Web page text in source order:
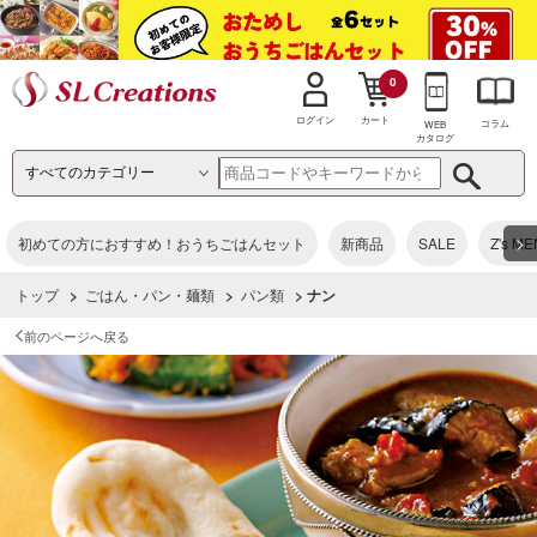
ログイン カート
0
WEB
カタログ
コラム
初めての方におすすめ！おうちごはんセット 新商品 SALE Z's >
トップ > ごはん・パン・麺類 > パン類 > ナン
前のページへ戻る